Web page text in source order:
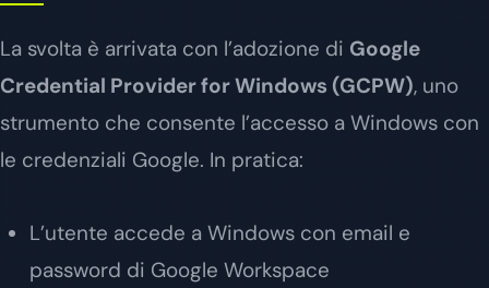
La svolta è arrivata con l’adozione di Google
Credential Provider for Windows (GCPW), uno
strumento che consente l’accesso a Windows con
le credenziali Google. In pratica:
L’utente accede a Windows con email e
password di Google Workspace